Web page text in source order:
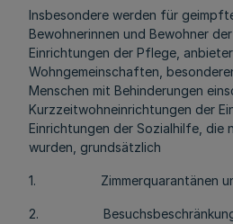
Insbesondere werden für
Bewohnerinnen und Bewohner
Einrichtungen der Pflege,
Wohngemeinschaften,
Menschen mit Behinderungen
Kurzzeitwohneinrichtungen der
Einrichtungen der Sozialhilfe,
wurden, grundsätzlich
1. Zimmerquarantänen
2.